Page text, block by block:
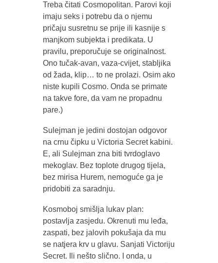
Treba čitati Cosmopolitan. Parovi koji
imaju seks i potrebu da o njemu
pričaju susretnu se prije ili kasnije s
manjkom subjekta i predikata. U
pravilu, preporučuje se originalnost.
Ono tučak-avan, vaza-cvijet, stabljika
od žada, klip… to ne prolazi. Osim ako
niste kupili Cosmo. Onda se primate
na takve fore, da vam ne propadnu
pare.)
Sulejman je jedini dostojan odgovor
na crnu čipku u Victoria Secret kabini.
E, ali Sulejman zna biti tvrdoglavo
mekoglav. Bez toplote drugog tijela,
bez mirisa Hurem, nemoguće ga je
pridobiti za saradnju.
Kosmoboj smišlja lukav plan:
postavlja zasjedu. Okrenuti mu leđa,
zaspati, bez jalovih pokušaja da mu
se natjera krv u glavu. Sanjati Victoriju
Secret. Ili nešto slično. I onda, u